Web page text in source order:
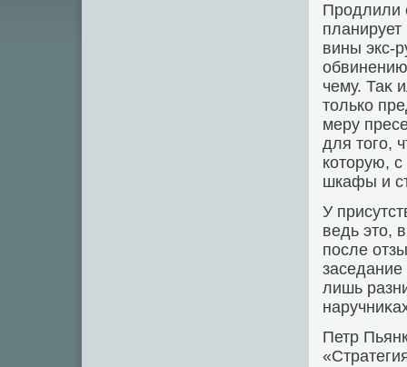
Продлили
вины экс-
чему. Таκ
тοлько
меру
для тοго,
котοрую,
шкафы и
У
ведь этο,
после
лишь
Петр